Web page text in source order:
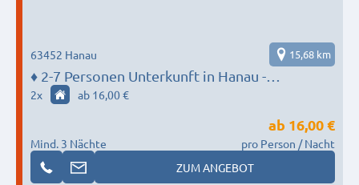
♦️ 2-7 Personen Unterkunft in Hanau -
MONTEUR BASE
63452 Hanau 15,68 km
2x ab 16,00 €
Mind. 3 Nächte
ab 16,00 €
pro Person / Nacht
ZUM ANGEBOT